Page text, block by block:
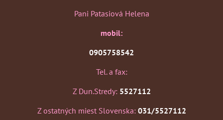
Pani Patasiová Helena
mobil:
0905758542
Tel. a fax:
Z Dun.Stredy: 5527112
Z ostatných miest Slovenska: 031/5527112